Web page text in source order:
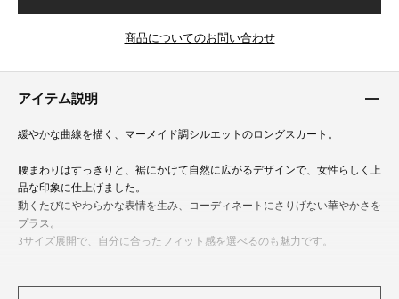
商品についてのお問い合わせ
アイテム説明
緩やかな曲線を描く、マーメイド調シルエットのロングスカート。
腰まわりはすっきりと、裾にかけて自然に広がるデザインで、女性らしく上
品な印象に仕上げました。
動くたびにやわらかな表情を生み、コーディネートにさりげない華やかさを
プラス。
3サイズ展開で、自分に合ったフィット感を選べるのも魅力です。
体型カバーポイント